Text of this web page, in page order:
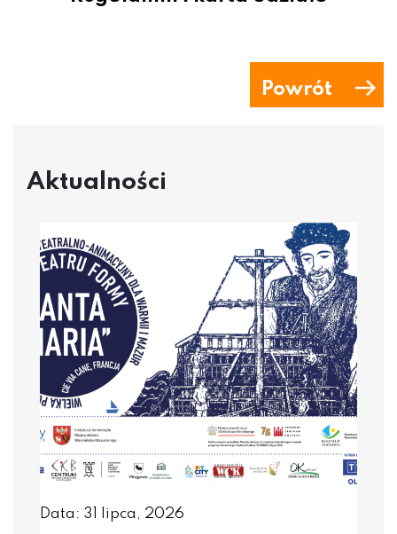
Powrót
Aktualności
Data: 31 lipca, 2026